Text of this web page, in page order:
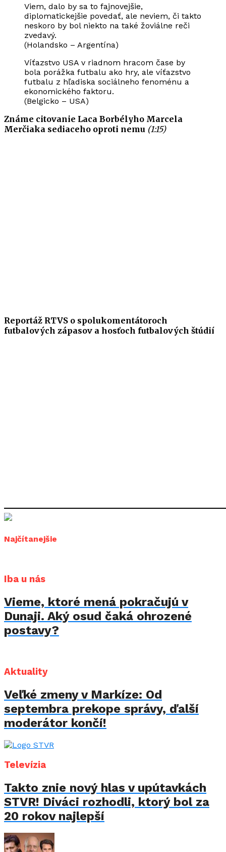
Viem, dalo by sa to fajnovejšie,
diplomatickejšie povedať, ale neviem, či takto
neskoro by bol niekto na také žoviálne reči
zvedavý.
(Holandsko – Argentína)
Víťazstvo USA v riadnom hracom čase by
bola porážka futbalu ako hry, ale víťazstvo
futbalu z hľadiska sociálneho fenoménu a
ekonomického faktoru.
(Belgicko – USA)
Známe citovanie Laca Borbélyho Marcela
Merčiaka sediaceho oproti nemu (1:15)
Reportáž RTVS o spolukomentátoroch
futbalových zápasov a hosťoch futbalových štúdií
Najčítanejšie
Iba u nás
Vieme, ktoré mená pokračujú v
Dunaji. Aký osud čaká ohrozené
postavy?
Aktuality
Veľké zmeny v Markíze: Od
septembra prekope správy, ďalší
moderátor končí!
Televízia
Takto znie nový hlas v upútavkách
STVR! Diváci rozhodli, ktorý bol za
20 rokov najlepší